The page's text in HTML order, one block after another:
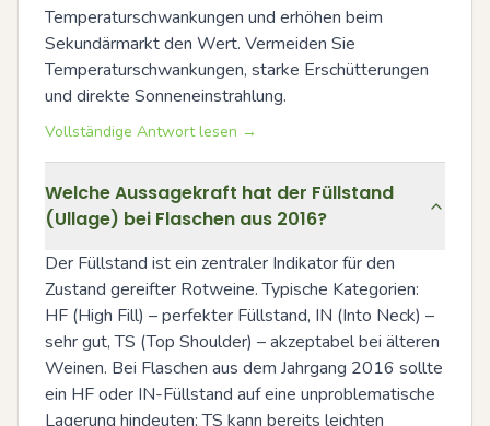
Temperaturschwankungen und erhöhen beim
Sekundärmarkt den Wert. Vermeiden Sie
Temperaturschwankungen, starke Erschütterungen
und direkte Sonneneinstrahlung.
Vollständige Antwort lesen →
Welche Aussagekraft hat der Füllstand
(Ullage) bei Flaschen aus 2016?
Der Füllstand ist ein zentraler Indikator für den
Zustand gereifter Rotweine. Typische Kategorien:
HF (High Fill) – perfekter Füllstand, IN (Into Neck) –
sehr gut, TS (Top Shoulder) – akzeptabel bei älteren
Weinen. Bei Flaschen aus dem Jahrgang 2016 sollte
ein HF oder IN-Füllstand auf eine unproblematische
Lagerung hindeuten; TS kann bereits leichten